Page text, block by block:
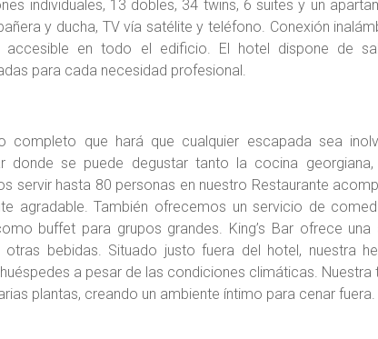
individuales, 13 dobles, 34 twins, 6 suites y un
y ducha, TV vía satélite y teléfono. Conexión
accesible en todo el edificio. El hotel dispone de
para cada necesidad profesional.
completo que hará que cualquier escapada sea
donde se puede degustar tanto la cocina
servir hasta 80 personas en nuestro Restaurante
agradable. También ofrecemos un servicio de
buffet para grupos grandes. King’s Bar ofrece una
bebidas. Situado justo fuera del hotel, nuestra
edes a pesar de las condiciones climáticas. Nuestra
plantas, creando un ambiente íntimo para cenar fuera.